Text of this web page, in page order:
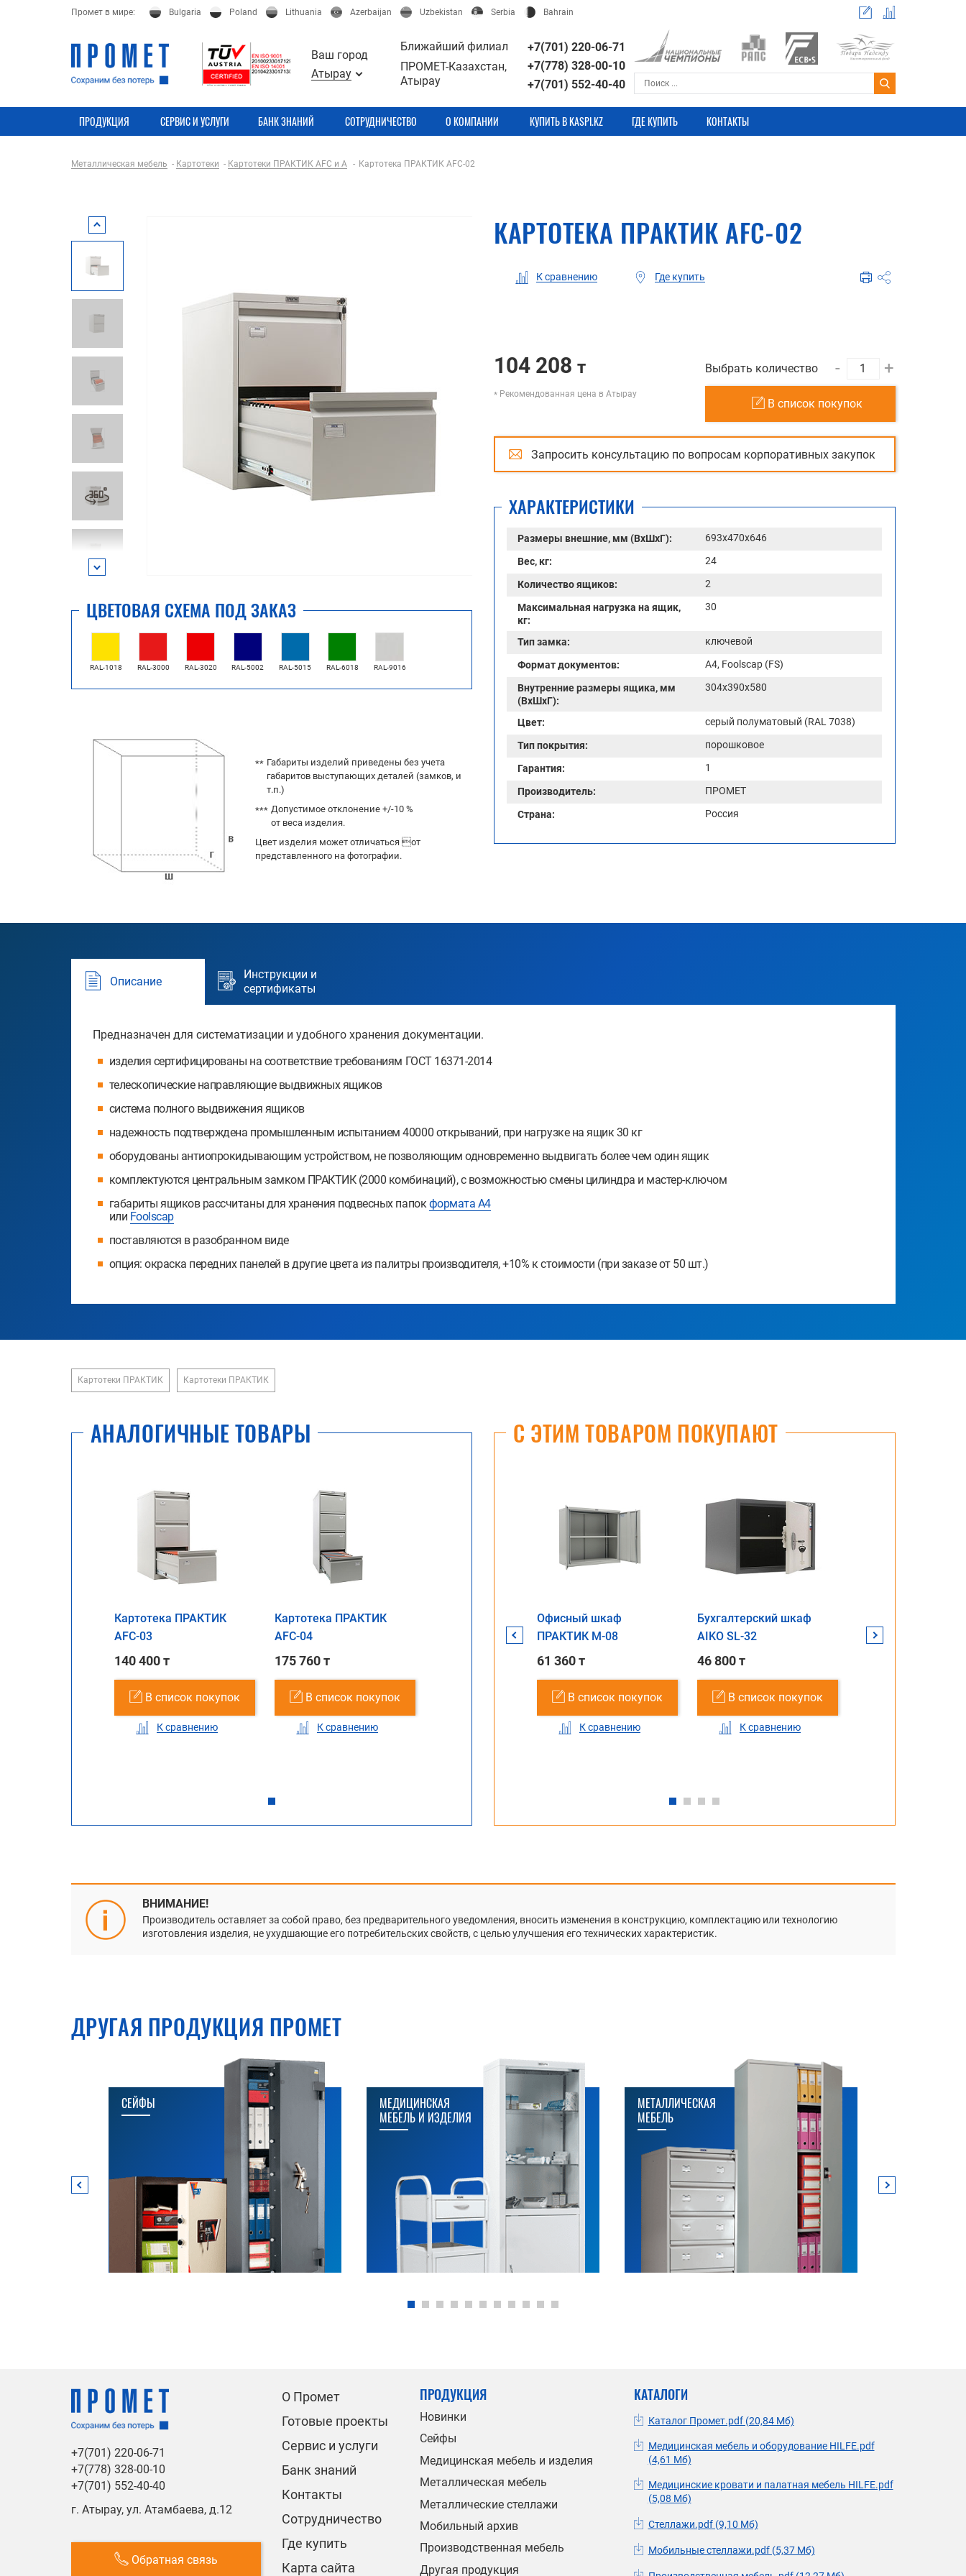
Промет в мире: Bulgaria Poland Lithuania Azerbaijan Uzbekistan Serbia Bahrain
Ваш город
Атырау
Ближайший филиал
ПРОМЕТ-Казахстан,
Атырау
+7(701) 220-06-71
+7(778) 328-00-10
+7(701) 552-40-40
ПРОДУКЦИЯ СЕРВИС И УСЛУГИ БАНК ЗНАНИЙ СОТРУДНИЧЕСТВО О КОМПАНИИ КУПИТЬ В KASPI.KZ ГДЕ КУПИТЬ КОНТАКТЫ
Металлическая мебель Картотеки Картотеки ПРАКТИК AFC и A Картотека ПРАКТИК AFC-02
КАРТОТЕКА ПРАКТИК AFC-02
К сравнению Где купить
104 208 т
Рекомендованная цена в Атырау
Выбрать количество - +
В список покупок
Запросить консультацию по вопросам корпоративных закупок
ХАРАКТЕРИСТИКИ
Размеры внешние, мм (ВхШхГ): 693x470x646
Вес, кг: 24
Количество ящиков: 2
Максимальная нагрузка на ящик,
кг:
30
Тип замка: ключевой
Формат документов: A4, Foolscap (FS)
Внутренние размеры ящика, мм
(ВхШхГ):
304х390х580
Цвет: серый полуматовый (RAL 7038)
Тип покрытия: порошковое
Гарантия: 1
Производитель: ПРОМЕТ
Страна: Россия
ЦВЕТОВАЯ СХЕМА ПОД ЗАКАЗ
RAL-1018 RAL-3000 RAL-3020 RAL-5002 RAL-5015 RAL-6018 RAL-9016
Габариты изделий приведены без учета
габаритов выступающих деталей (замков, и
т.п.)
Допустимое отклонение +/-10 %
от веса изделия.
Цвет изделия может отличаться от
представленного на фотографии.
Описание
Инструкции и
сертификаты
Предназначен для систематизации и удобного хранения документации.
изделия сертифицированы на соответствие требованиям ГОСТ 16371-2014
телескопические направляющие выдвижных ящиков
система полного выдвижения ящиков
надежность подтверждена промышленным испытанием 40000 открываний, при нагрузке на ящик 30 кг
оборудованы антиопрокидывающим устройством, не позволяющим одновременно выдвигать более чем один ящик
комплектуются центральным замком ПРАКТИК (2000 комбинаций), с возможностью смены цилиндра и мастер-ключом
габариты ящиков рассчитаны для хранения подвесных папокформата А4
или Foolscap
поставляются в разобранном виде
опция: окраска передних панелей в другие цвета из палитры производителя, +10% к стоимости (при заказе от 50 шт.)
Картотеки ПРАКТИК Картотеки ПРАКТИК
АНАЛОГИЧНЫЕ ТОВАРЫ
Картотека ПРАКТИК
AFC-03
140 400 т
В список покупок
К сравнению
Картотека ПРАКТИК
AFC-04
175 760 т
В список покупок
К сравнению
С ЭТИМ ТОВАРОМ ПОКУПАЮТ
Стол NT 120x70 вяз
натуральный/серый
Цена по запросу
В список покупок
К сравнению
Папка подвесная
Офисный шкаф
ПРАКТИК M-08
61 360 т
В список покупок
К сравнению
Бухгалтерский шкаф
AIKO SL-32
46 800 т
В список покупок
К сравнению
натуральный/
ВНИМАНИЕ!
Производитель оставляет за собой право, без предварительного уведомления, вносить изменения в конструкцию, комплектацию или технологию
изготовления изделия, не ухудшающие его потребительских свойств, с целью улучшения его технических характеристик.
ДРУГАЯ ПРОДУКЦИЯ ПРОМЕТ
СЕЙФЫ
МЕДИЦИНСКАЯ
МЕБЕЛЬ И ИЗДЕЛИЯ
МЕТАЛЛИЧЕСКАЯ
МЕБЕЛЬ
+7(701) 220-06-71
+7(778) 328-00-10
+7(701) 552-40-40
г. Атырау, ул. Атамбаева, д.12
Обратная связь
О Промет
Готовые проекты
Сервис и услуги
Банк знаний
Контакты
Сотрудничество
Где купить
Карта сайта
ПРОДУКЦИЯ
Новинки
Сейфы
Медицинская мебель и изделия
Металлическая мебель
Металлические стеллажи
Мобильный архив
Производственная мебель
Другая продукция
КАТАЛОГИ
Каталог Промет.pdf (20,84 Мб)
Медицинская мебель и оборудование HILFE.pdf
(4,61 Мб)
Медицинские кровати и палатная мебель HILFE.pdf
(5,08 Мб)
Стеллажи.pdf (9,10 Мб)
Мобильные стеллажи.pdf (5,37 Мб)